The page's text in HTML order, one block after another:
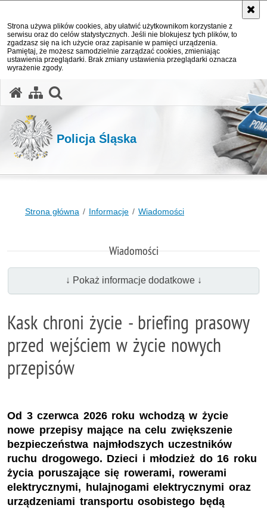
Strona używa plików cookies, aby ułatwić użytkownikom korzystanie z
serwisu oraz do celów statystycznych. Jeśli nie blokujesz tych plików, to
zgadzasz się na ich użycie oraz zapisanie w pamięci urządzenia.
Pamiętaj, że możesz samodzielnie zarządzać cookies, zmieniając
ustawienia przeglądarki. Brak zmiany ustawienia przeglądarki oznacza
wyrażenie zgody.
Policja Śląska
Strona główna Informacje Wiadomości
Wiadomości
↓ Pokaż informacje dodatkowe ↓
Kask chroni życie - briefing prasowy
przed wejściem w życie nowych
przepisów
Od 3 czerwca 2026 roku wchodzą w życie
nowe przepisy mające na celu zwiększenie
bezpieczeństwa najmłodszych uczestników
ruchu drogowego. Dzieci i młodzież do 16 roku
życia poruszające się rowerami, rowerami
elektrycznymi, hulajnogami elektrycznymi oraz
urządzeniami transportu osobistego będą